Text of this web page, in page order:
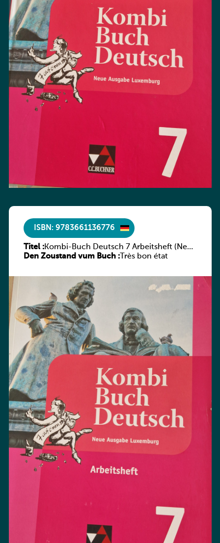
ISBN: 9783661136776
Titel :Kombi-Buch Deutsch 7 Arbeitsheft (Neue
Ausgabe Luxemburg)
Den Zoustand vum Buch :Très bon état